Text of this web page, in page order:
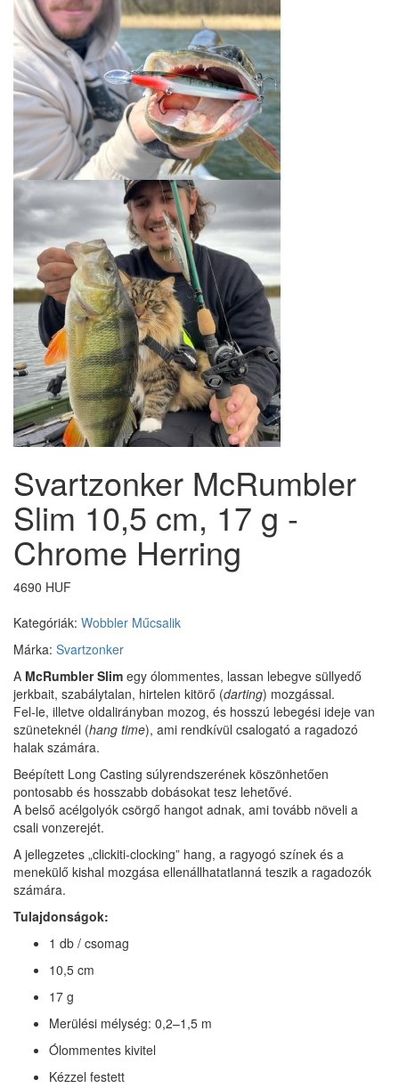
Svartzonker McRumbler
Slim 10,5 cm, 17 g -
Chrome Herring
4690 HUF
Kategóriák: Wobbler Műcsalik
Márka: Svartzonker
A McRumbler Slim egy ólommentes, lassan lebegve süllyedő
jerkbait, szabálytalan, hirtelen kitörő (darting) mozgással.
Fel-le, illetve oldalirányban mozog, és hosszú lebegési ideje van
szüneteknél (hang time), ami rendkívül csalogató a ragadozó
halak számára.
Beépített Long Casting súlyrendszerének köszönhetően
pontosabb és hosszabb dobásokat tesz lehetővé.
A belső acélgolyók csörgő hangot adnak, ami tovább növeli a
csali vonzerejét.
A jellegzetes „clickiti-clocking” hang, a ragyogó színek és a
menekülő kishal mozgása ellenállhatatlanná teszik a ragadozók
számára.
Tulajdonságok:
1 db / csomag
10,5 cm
17 g
Merülési mélység: 0,2–1,5 m
Ólommentes kivitel
Kézzel festett